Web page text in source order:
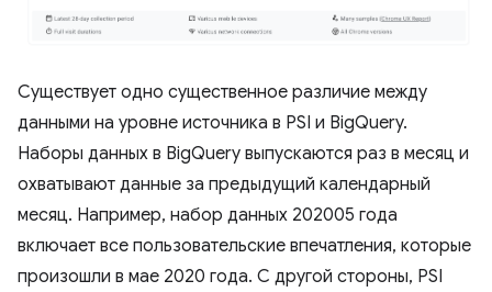
Существует одно существенное различие между
данными на уровне источника в PSI и BigQuery.
Наборы данных в BigQuery выпускаются раз в месяц и
охватывают данные за предыдущий календарный
месяц. Например, набор данных 202005 года
включает все пользовательские впечатления, которые
произошли в мае 2020 года. С другой стороны, PSI